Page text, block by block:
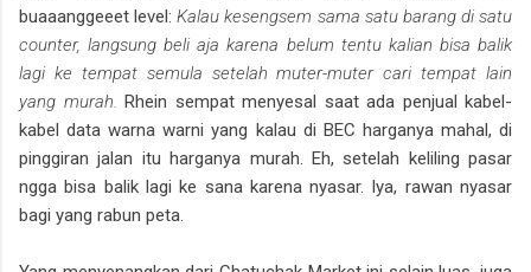
buaaanggeeet level:Kalau kesengsem sama satu barang di satu
counter, langsung beli aja karena belum tentu kalian bisa balik
lagi ke tempat semula setelah muter-muter cari tempat lain
yang murah. Rhein sempat menyesal saat ada penjual kabel-
kabel data warna warni yang kalau di BEC harganya mahal, di
pinggiran jalan itu harganya murah. Eh, setelah keliling pasar
ngga bisa balik lagi ke sana karena nyasar. Iya, rawan nyasar
bagi yang rabun peta.